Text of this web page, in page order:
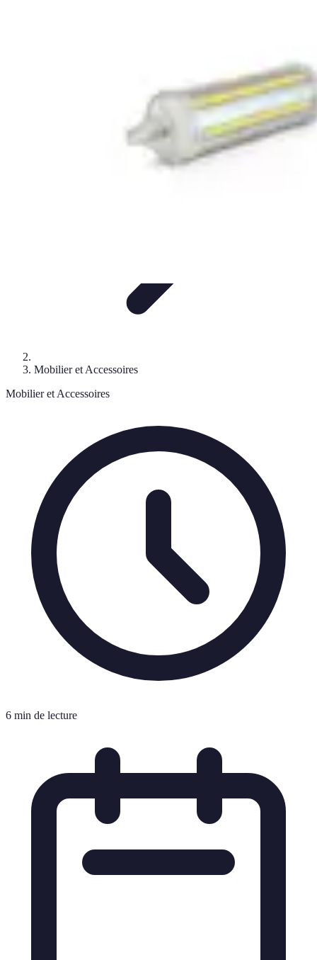
Mobilier et Accessoires
Mobilier et Accessoires
6 min de lecture